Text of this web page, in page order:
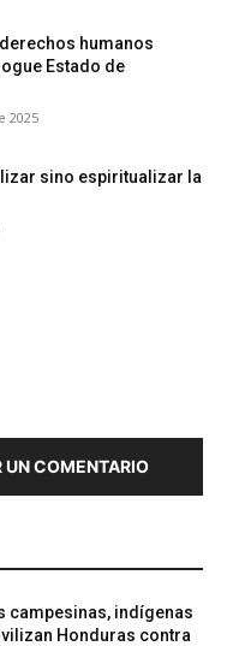
humanos
Estado de
2025
sino espiritualizar la
UN COMENTARIO
campesinas, indígenas
Honduras contra